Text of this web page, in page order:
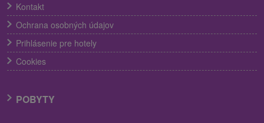
Kontakt
Ochrana osobných údajov
Prihlásenie pre hotely
Cookies
POBYTY